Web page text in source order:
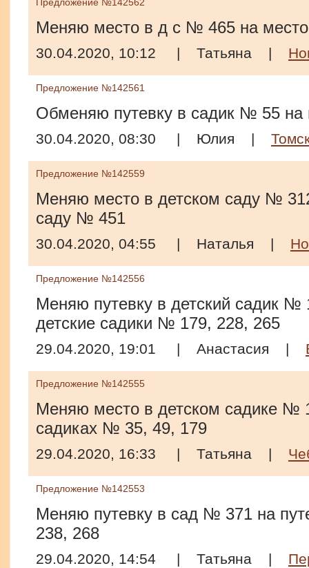
Предложение №142562
Меняю место в д с № 465 на
30.04.2020, 10:12 | Татьяна |
Предложение №142561
Обменяю путевку в садик № 55 на
30.04.2020, 08:30 | Юлия |
Предложение №142559
Меняю место в детском саду №
саду № 451
30.04.2020, 04:55 | Наталья |
Предложение №142556
Меняю путевку в детский садик №
детские садики № 179, 228, 265
29.04.2020, 19:01 | Анастасия |
Предложение №142555
Меняю место в детском садике №
садиках № 35, 49, 179
29.04.2020, 16:33 | Татьяна |
Предложение №142553
Меняю путевку в сад № 371 на
238, 268
29.04.2020, 14:54 | Татьяна |